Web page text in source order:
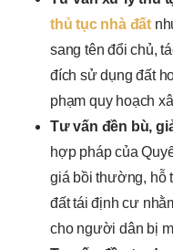
thủ tục nhà đất
sang tên đổi chủ,
đích sử dụng đất
phạm quy hoạch
Tư vấn đền bù,
hợp pháp của
giá bồi thường, hỗ
đất tái định cư
cho người dân bị